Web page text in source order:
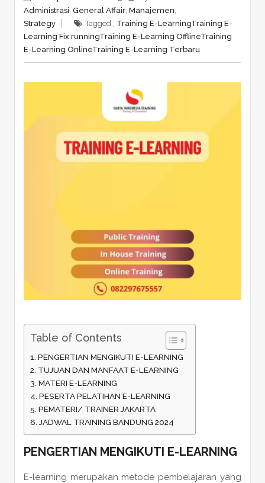
Administrasi, General Affair, Manajemen,
Strategy
Tagged , Training E-LearningTraining E-
Learning Fix runningTraining E-Learning OfflineTraining
E-Learning OnlineTraining E-Learning Terbaru
Table of Contents
PENGERTIAN MENGIKUTI E-LEARNING
TUJUAN DAN MANFAAT E-LEARNING
MATERI E-LEARNING
PESERTA PELATIHAN E-LEARNING
PEMATERI/ TRAINER JAKARTA
JADWAL TRAINING BANDUNG 2024
PENGERTIAN MENGIKUTI E-LEARNING
E-learning merupakan metode pembelajaran yang